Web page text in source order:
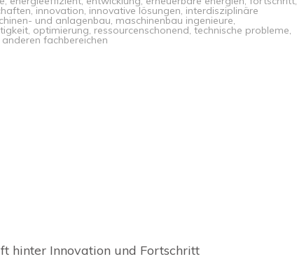
,innovation, innovative lösungen, interdisziplinäre
und anlagenbau, maschinenbau ingenieure,
, optimierung, ressourcenschonend, technische probleme,
fachbereichen
hinter Innovation und Fortschritt